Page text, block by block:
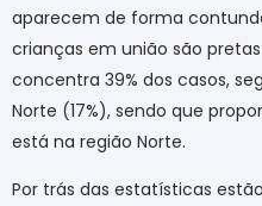
aparecem de forma
crianças em união são
concentra 39% dos casos,
Norte (17%), sendo que
está na região Norte.
Por trás das estatísticas